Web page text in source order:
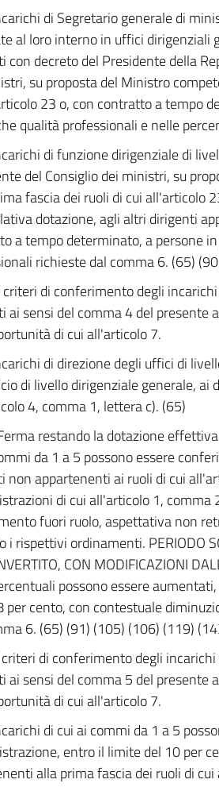
di Segretario generale di
al loro interno in uffici dirigenziali
con decreto del Presidente della
su proposta del Ministro
23 o, con contratto a tempo
qualità professionali e nelle
di funzione dirigenziale di
del Consiglio dei ministri, su
fascia dei ruoli di cui all'articolo
dotazione, agli altri dirigenti
a tempo determinato, a persone
richieste dal comma 6. (65)
criteri di conferimento degli
ai sensi del comma 4 del presente
di cui all'articolo 7.
di direzione degli uffici di
di livello dirigenziale generale, ai
4, comma 1, lettera c). (65)
restando la dotazione
da 1 a 5 possono essere
non appartenenti ai ruoli di cui
di cui all'articolo 1, comma
fuori ruolo, aspettativa non
i rispettivi ordinamenti. PERIODO
CON MODIFICAZIONI
possono essere
per cento, con contestuale
6. (65) (91) (105) (106) (119)
di conferimento degli
ai sensi del comma 5 del presente
di cui all'articolo 7.
di cui ai commi da 1 a 5
entro il limite del 10 per
alla prima fascia dei ruoli di